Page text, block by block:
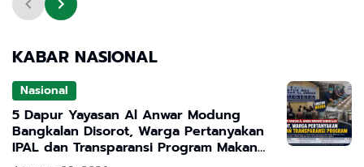
KABAR NASIONAL
Nasional
5 Dapur Yayasan Al Anwar Modung
Bangkalan Disorot, Warga Pertanyakan
IPAL dan Transparansi Program Makan